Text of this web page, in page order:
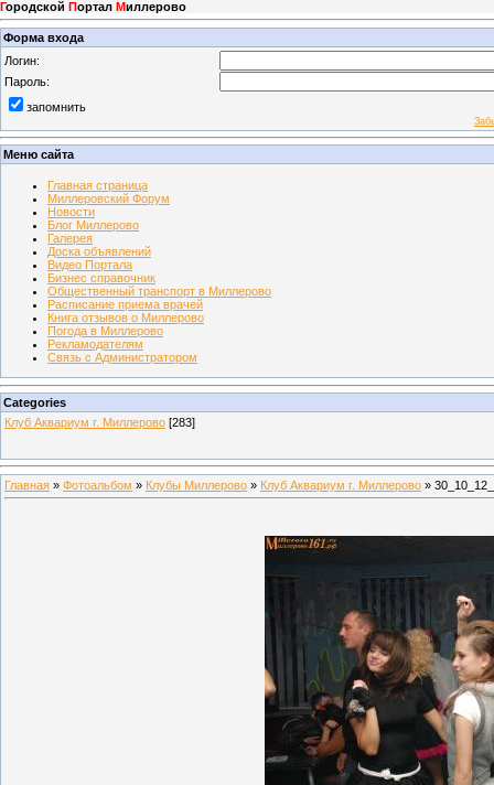
Городской Портал Миллерово
Форма входа
Логин:
Пароль:
запомнить
Меню сайта
Главная страница
Миллеровский Форум
Новости
Блог Миллерово
Галерея
Доска объявлений
Видео Портала
Бизнес справочник
Общественный транспорт в Миллерово
Расписание приема врачей
Книга отзывов о Миллерово
Погода в Миллерово
Рекламодателям
Связь с Администратором
Categories
Клуб Аквариум г. Миллерово [283]
Главная » Фотоальбом » Клубы Миллерово » Клуб Аквариум г. Миллерово »